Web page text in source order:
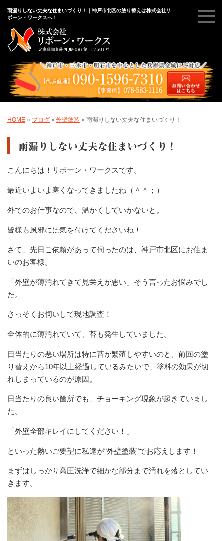
雨漏りしない丈夫な住まいづくり！｜神戸市北区の塗り替えは株式会社リ
ボーン・ワークスへ！
HOME » ブログ » 外壁塗装 » 雨漏りしない丈夫な住まいづくり！
雨漏りしない丈夫な住まいづくり！
こんにちは！リボーン・ワークスです。
最近いよいよ寒くなってきましたね（＾＾；）
外でのお仕事なので、温かくしていかないと。
皆様も風邪には気を付けてくださいね！
さて、先日ご依頼があって伺ったのは、神戸市北区にお住ま
いのお客様。
「外壁が薄汚れてきて見栄えが悪い」そう言ったお悩みでし
た。
さっそくお伺いして現地調査！
全体的に薄汚れていて、苔も発生していました。
日当たりの悪い場所は特に苔が繁殖しやすいのと、前回の塗
り替えから10年以上経過しているみたいで、塗料の効果が切
れしまっているのが原因。
日当たりの良い箇所でも、チョーキング現象が起きていまし
た。
「外壁全部キレイにしてください！」
といった熱いご要望に私達が“外壁塗装”でお応えします！
まずはしっかり高圧洗浄で細かな部分まで汚れを落としてい
きます。